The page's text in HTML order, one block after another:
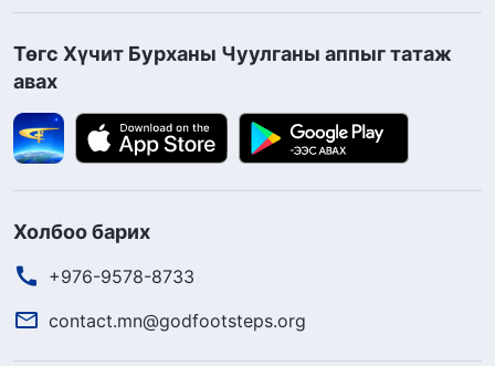
Төгс Хүчит Бурханы Чуулганы аппыг татаж
авах
Холбоо барих
+976-9578-8733
contact.mn@godfootsteps.org